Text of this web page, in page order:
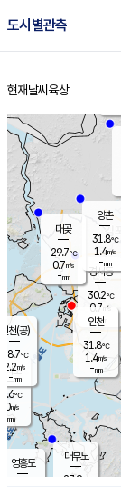
도시별관측
홈
현재날씨 육상
의도
℃
m/s
mm
영흥도
대부도
27.9
경서동
30.2℃
0.7 m/s
-mm
대곶
29.7℃
0.7m/s
-mm
양촌
31.8℃
1.4m/s
-mm
인천(공)
28.7℃
2.2m/s
-mm
인천
31.8℃
1.4m/s
-mm